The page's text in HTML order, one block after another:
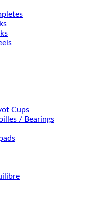
Cups
/ Bearings